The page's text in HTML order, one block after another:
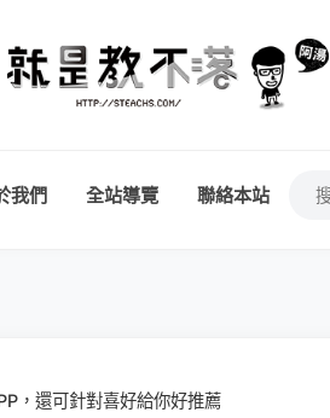
我們 全站導覽 聯絡本站
，還可針對喜好給你好推薦